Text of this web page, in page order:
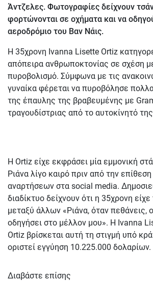
Άντζελες. Φωτογραφίες δείχνουν
φορτώνονται σε οχήματα και να
αεροδρόμιο του Βαν Νάις.
Η 35χρονη Ivanna Lisette Ortiz
απόπειρα ανθρωποκτονίας σε σχέση
πυροβολισμό. Σύμφωνα με τις
γυναίκα φέρεται να πυροβόλησε
της έπαυλης της βραβευμένης με
τραγουδίστριας από το αυτοκίνητό
Η Ortiz είχε εκφράσει μία εμμονική
Ριάνα λίγο καιρό πριν από την
αναρτήσεων στα social media.
διαδίκτυο δείχνουν ότι η 35χρονη
μεταξύ άλλων «Ριάνα, όταν πεθάνεις,
οδηγήσει στο μέλλον μου». Η Ivanna
Ortiz βρίσκεται αυτή τη στιγμή υπό
οριστεί εγγύηση 10.225.000 δολαρίων.
Διαβάστε επίσης